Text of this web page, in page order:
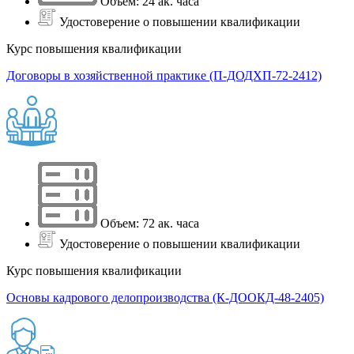
Удостоверение о повышении квалификации
Курс повышения квалификации
Договоры в хозяйственной практике (П-ДОДХП-72-2412)
Объем: 72 ак. часа
Удостоверение о повышении квалификации
Курс повышения квалификации
Основы кадрового делопроизводства (К-ДООКД-48-2405)